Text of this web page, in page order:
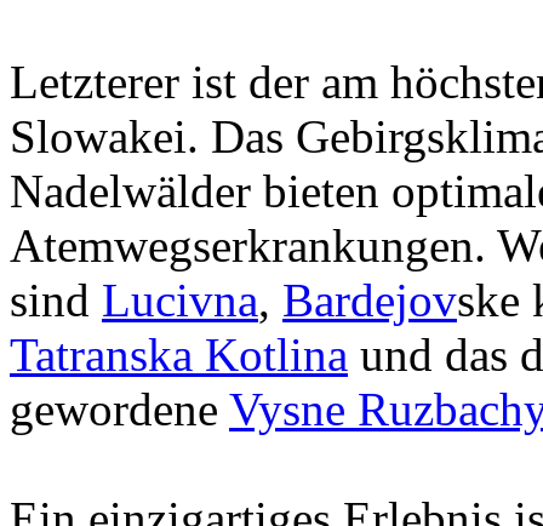
Letzterer ist der am
Slowakei. Das
Nadelwälder bieten
Atemwegserkrankungen.
sind Lucivna, Bardejovske
Tatranska Kotlina und das
gewordene Vysne